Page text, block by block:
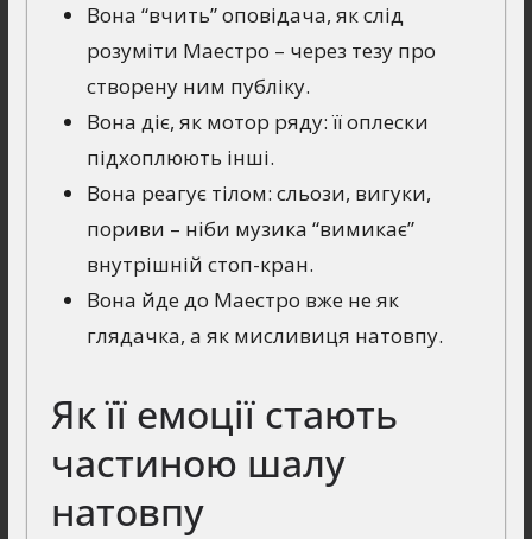
Вона “вчить” оповідача, як слід
розуміти Маестро – через тезу про
створену ним публіку.
Вона діє, як мотор ряду: її оплески
підхоплюють інші.
Вона реагує тілом: сльози, вигуки,
пориви – ніби музика “вимикає”
внутрішній стоп-кран.
Вона йде до Маестро вже не як
глядачка, а як мисливиця натовпу.
Як її емоції стають
частиною шалу
натовпу